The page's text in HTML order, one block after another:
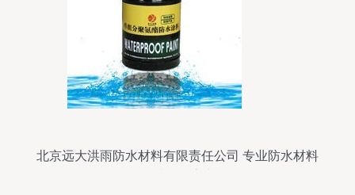
北京远大洪雨防水材料有限责任公司 专业防水材料